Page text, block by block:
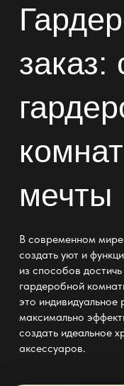
заказ:
мечты
В современном
создать уют и
из способов
гардеробной
это индивидуальное
максимально
создатьидеальное
аксессуаров.